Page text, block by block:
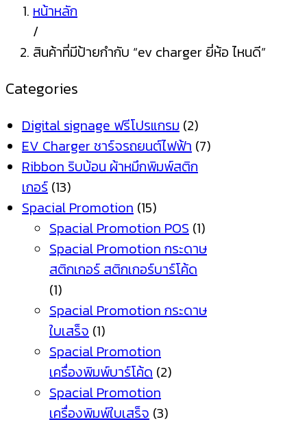
หน้าหลัก
/
สินค้าที่มีป้ายกำกับ “ev charger ยี่ห้อ ไหนดี”
Categories
Digital signage ฟรีโปรแกรม (2)
EV Charger ชาร์จรถยนต์ไฟฟ้า (7)
Ribbon ริบบ้อน ผ้าหมึกพิมพ์สติก
เกอร์ (13)
Spacial Promotion (15)
Spacial Promotion POS (1)
Spacial Promotion กระดาษ
สติกเกอร์ สติกเกอร์บาร์โค้ด
(1)
Spacial Promotion กระดาษ
ใบเสร็จ (1)
Spacial Promotion
เครื่องพิมพ์บาร์โค้ด (2)
Spacial Promotion
เครื่องพิมพ์ใบเสร็จ (3)